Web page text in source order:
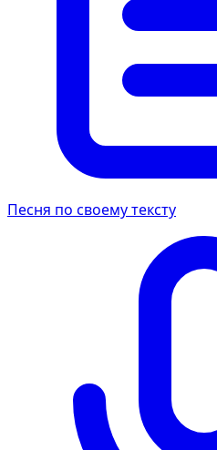
Песня по своему тексту